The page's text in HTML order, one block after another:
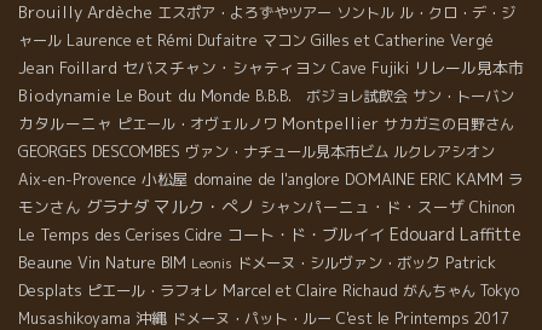
Brouilly Ardèche エスポア・よろずやツアー ソントル ル・クロ・デ・ジ
ャール Laurence et Rémi Dufaitre マコン Gilles et Catherine Vergé
Jean Foillard セバスチャン・シャティヨン Cave Fujiki リレール見本市
Biodynamie Le Bout du Monde B.B.B. ボジョレ試飲会 サン・トーバン
カタルーニャ ピエール・オヴェルノワ Montpellier サカガミの日野さん
GEORGES DESCOMBES ヴァン・ナチュール見本市ビム ルクレアシオン
Aix-en-Provence 小松屋 domaine de l'anglore DOMAINE ERIC KAMM ラ
モンさん グラナダ マルク・ぺノ シャンパーニュ・ド・スーザ Chinon
Le Temps des Cerises Cidre コート・ド・ブルイイ Edouard Laffitte
Beaune Vin Nature BIM Leonis ドメーヌ・シルヴァン・ボック Patrick
Desplats ピエール・ラフォレ Marcel et Claire Richaud がんちゃん Tokyo
Musashikoyama 沖縄 ドメーヌ・パット・ルー C'est le Printemps 2017